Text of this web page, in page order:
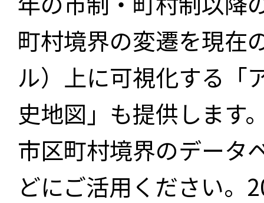
町村境界の変遷を現在
ル）上に可視化する「
史地図」も提供します
市区町村境界のデータ
どにご活用ください。